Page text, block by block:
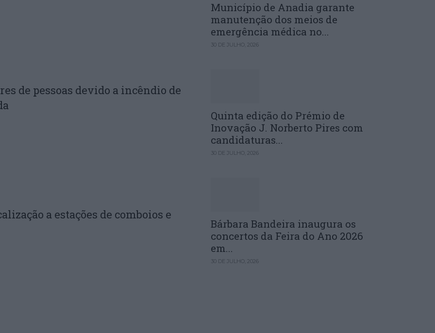
de pessoas devido a incêndio de
a estações de comboios e
Município de Anadia garante
manutenção dos meios de
emergência médica no...
30 DE JULHO, 2026
Quinta edição do Prémio de
Inovação J. Norberto Pires com
candidaturas...
30 DE JULHO, 2026
Bárbara Bandeira inaugura os
concertos da Feira do Ano 2026
em...
30 DE JULHO, 2026